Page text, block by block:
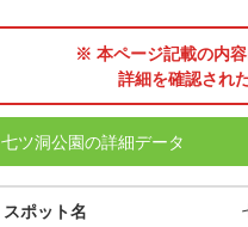
※ 本ページ記載の内容
詳細を確認され
七ツ洞公園の詳細データ
スポット名